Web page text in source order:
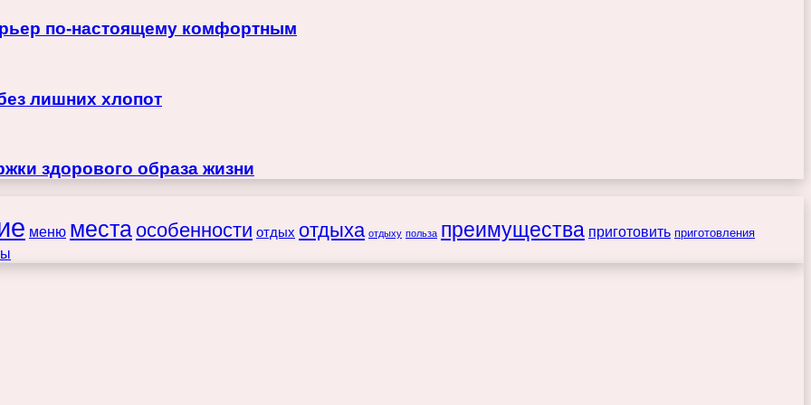
по-настоящему комфортным
лишних хлопот
здорового образа жизни
меню места особенности отдых отдыха отдыху польза преимущества приготовить приготовления